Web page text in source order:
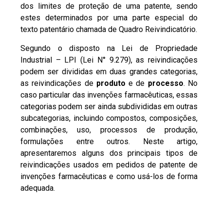
dos limites de proteção de uma patente, sendo
estes determinados por uma parte especial do
texto patentário chamada de Quadro Reivindicatório.
Segundo o disposto na Lei de Propriedade
Industrial – LPI (Lei N° 9.279), as reivindicações
podem ser divididas em duas grandes categorias,
as reivindicações de produto e de processo. No
caso particular das invenções farmacêuticas, essas
categorias podem ser ainda subdivididas em outras
subcategorias, incluindo compostos, composições,
combinações, uso, processos de produção,
formulações entre outros. Neste artigo,
apresentaremos alguns dos principais tipos de
reivindicações usados em pedidos de patente de
invenções farmacêuticas e como usá-los de forma
adequada.